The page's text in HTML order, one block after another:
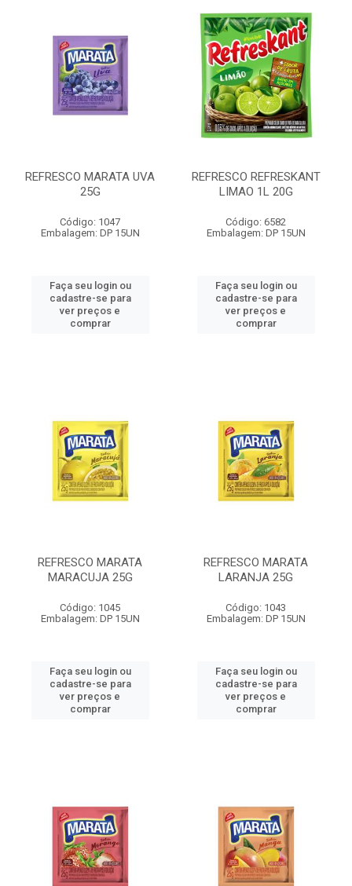
REFRESCO MARATA UVA
25G
Código: 1047
Embalagem: DP 15UN
Faça seu login ou
cadastre-se para
ver preços e
comprar
REFRESCO REFRESKANT
LIMAO 1L 20G
Código: 6582
Embalagem: DP 15UN
Faça seu login ou
cadastre-se para
ver preços e
comprar
REFRESCO MARATA
MARACUJA 25G
Código: 1045
Embalagem: DP 15UN
Faça seu login ou
cadastre-se para
ver preços e
comprar
REFRESCO MARATA
LARANJA 25G
Código: 1043
Embalagem: DP 15UN
Faça seu login ou
cadastre-se para
ver preços e
comprar